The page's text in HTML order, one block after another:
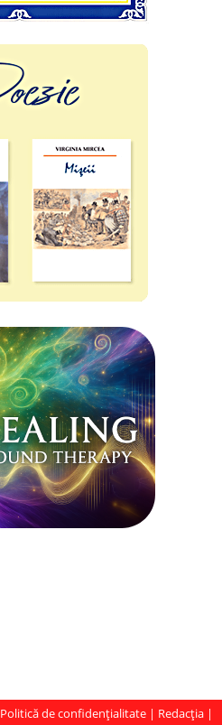
Politică de confidențialitate | Redacția |